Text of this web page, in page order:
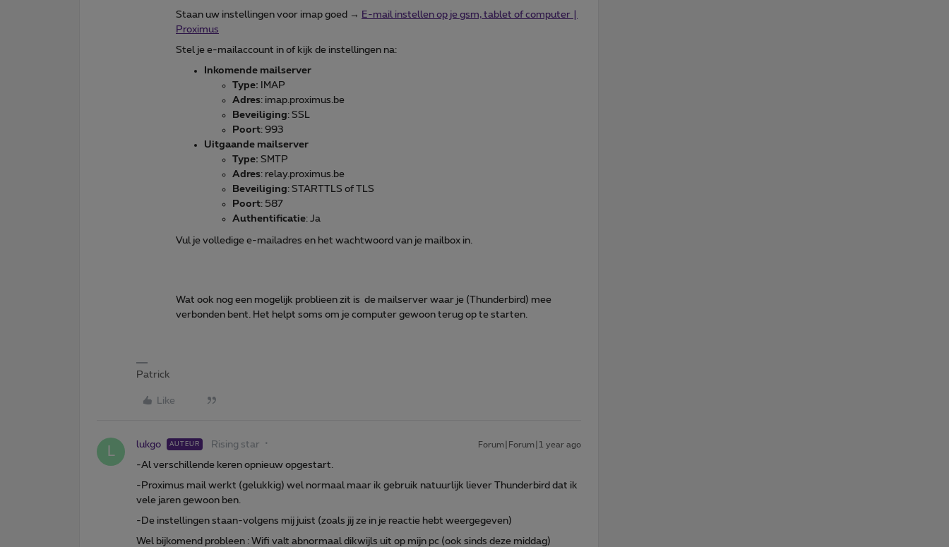
Staan uw instellingen voor imap goed → E-mail instellen op je gsm, tablet of computer |
Proximus
Stel je e-mailaccount in of kijk de instellingen na:
Inkomende mailserver
Type: IMAP
Adres: imap.proximus.be
Beveiliging: SSL
Poort: 993
Uitgaande mailserver
Type: SMTP
Adres: relay.proximus.be
Beveiliging: STARTTLS of TLS
Poort: 587
Authentificatie: Ja
Vul je volledige e-mailadres en het wachtwoord van je mailbox in.
Wat ook nog een mogelijk problieen zit is de mailserver waar je (Thunderbird) mee
verbonden bent. Het helpt soms om je computer gewoon terug op te starten.
Patrick
Like
L lukgo AUTEUR Rising star Forum|Forum|1 year ago
-Al verschillende keren opnieuw opgestart.
-Proximus mail werkt (gelukkig) wel normaal maar ik gebruik natuurlijk liever Thunderbird dat ik
vele jaren gewoon ben.
-De instellingen staan-volgens mij juist (zoals jij ze in je reactie hebt weergegeven)
Wel bijkomend probleen : Wifi valt abnormaal dikwijls uit op mijn pc (ook sinds deze middag)